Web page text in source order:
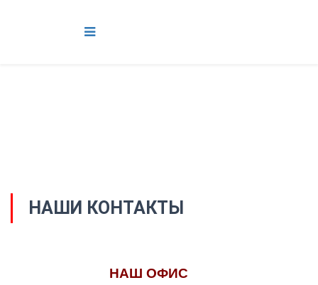
НАШИ КОНТАКТЫ
НАШ ОФИС